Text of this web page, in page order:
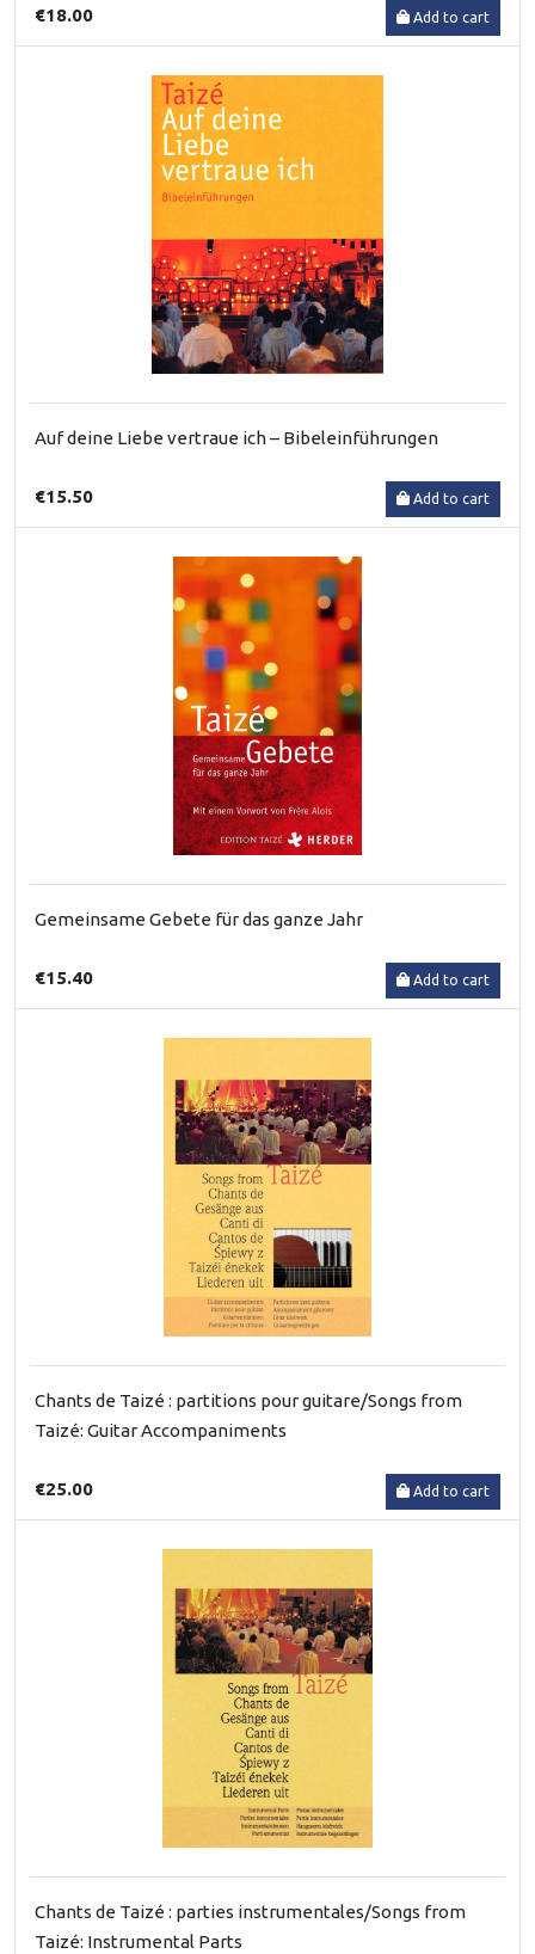
€18.00 Add to cart
Auf deine Liebe vertraue ich – Bibeleinführungen
€15.50 Add to cart
Gemeinsame Gebete für das ganze Jahr
€15.40 Add to cart
Chants de Taizé : partitions pour guitare/Songs from
Taizé: Guitar Accompaniments
€25.00 Add to cart
Chants de Taizé : parties instrumentales/Songs from
Taizé: Instrumental Parts